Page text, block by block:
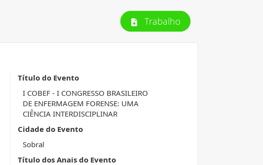
Trabalho
Título do Evento
I COBEF - I CONGRESSO BRASILEIRO
DE ENFERMAGEM FORENSE: UMA
CIÊNCIA INTERDISCIPLINAR
Cidade do Evento
Sobral
Título dos Anais do Evento